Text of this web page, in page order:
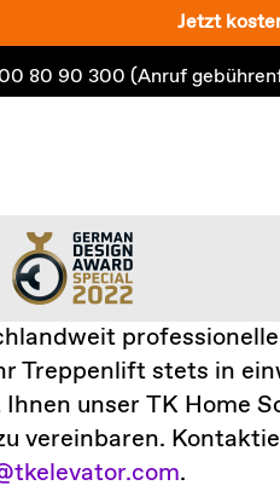
Jetzt
80 90 300 (Anruf
Treppenlift stets in
unserTK Home
vereinbaren.
.